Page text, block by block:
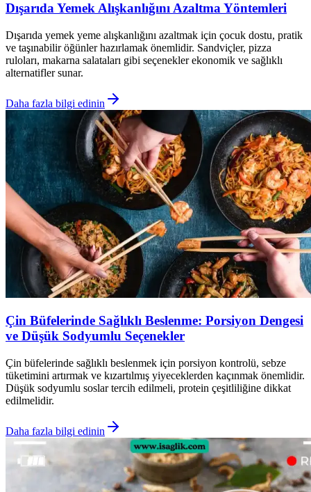
Dışarıda Yemek Alışkanlığını Azaltma Yöntemleri
Dışarıda yemek yeme alışkanlığını azaltmak için çocuk dostu, pratik
ve taşınabilir öğünler hazırlamak önemlidir. Sandviçler, pizza
ruloları, makarna salataları gibi seçenekler ekonomik ve sağlıklı
alternatifler sunar.
Daha fazla bilgi edinin
Çin Büfelerinde Sağlıklı Beslenme: Porsiyon Dengesi
ve Düşük Sodyumlu Seçenekler
Çin büfelerinde sağlıklı beslenmek için porsiyon kontrolü, sebze
tüketimini artırmak ve kızartılmış yiyeceklerden kaçınmak önemlidir.
Düşük sodyumlu soslar tercih edilmeli, protein çeşitliliğine dikkat
edilmelidir.
Daha fazla bilgi edinin